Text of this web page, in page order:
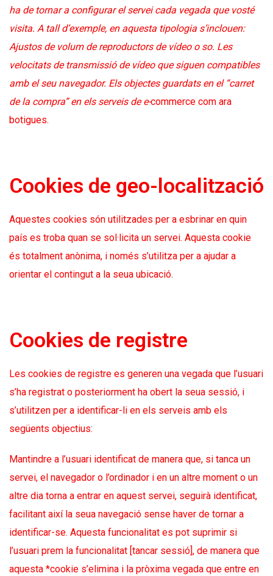
ha de tornar a configurar el servei cada vegada que vosté
visita. A tall d’exemple, en aquesta tipologia s’inclouen:
Ajustos de volum de reproductors de vídeo o so. Les
velocitats de transmissió de vídeo que siguen compatibles
amb el seu navegador. Els objectes guardats en el “carret
de la compra” en els serveis de e-commerce com ara
botigues.
Cookies de geo-localització
Aquestes cookies són utilitzades per a esbrinar en quin
país es troba quan se sol·licita un servei. Aquesta cookie
és totalment anònima, i només s’utilitza per a ajudar a
orientar el contingut a la seua ubicació.
Cookies de registre
Les cookies de registre es generen una vegada que l’usuari
s’ha registrat o posteriorment ha obert la seua sessió, i
s’utilitzen per a identificar-li en els serveis amb els
següents objectius:
Mantindre a l’usuari identificat de manera que, si tanca un
servei, el navegador o l’ordinador i en un altre moment o un
altre dia torna a entrar en aquest servei, seguirà identificat,
facilitant així la seua navegació sense haver de tornar a
identificar-se. Aquesta funcionalitat es pot suprimir si
l’usuari prem la funcionalitat [tancar sessió], de manera que
aquesta *cookie s’elimina i la pròxima vegada que entre en